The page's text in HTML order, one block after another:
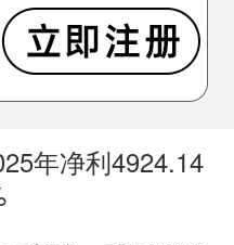
年净利4924.14